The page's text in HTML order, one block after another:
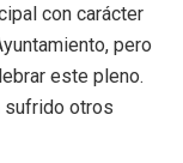
con carácter
pero
este pleno.
sufrido otros